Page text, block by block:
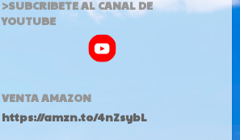
>SUBCRIBETE AL CANAL DE
YOUTUBE
VENTA AMAZON
https://amzn.to/4nZsybL